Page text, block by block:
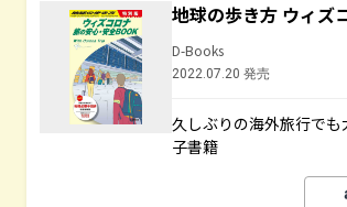
地球の歩き方 ウィズ
D-Books
2022.07.20 発売
久しぶりの海外旅行で
子書籍